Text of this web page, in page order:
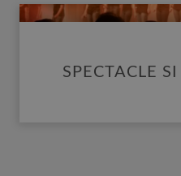
SPECTACLE